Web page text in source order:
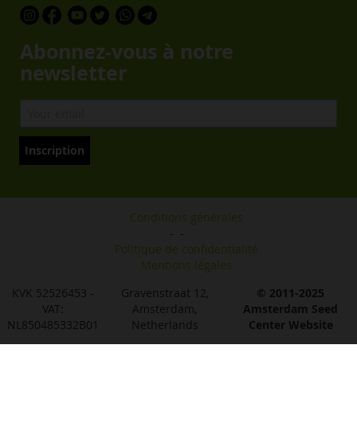
Abonnez-vous à notre
newsletter
Inscription
Conditions générales
-
Politique de confidentialité
-
Mentions légales
KVK 52526453 -
VAT:
NL850485332B01
Gravenstraat 12,
Amsterdam,
Netherlands
© 2011-2025
Amsterdam Seed
Center Website